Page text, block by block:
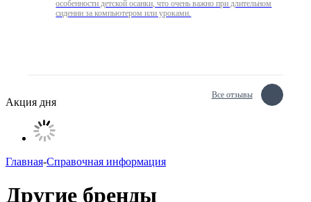
особенности детской осанки, что очень важно при длительном
сидении за компьютером или уроками.
Все отзывы
Акция дня
Главная-Справочная информация
Другие бренды